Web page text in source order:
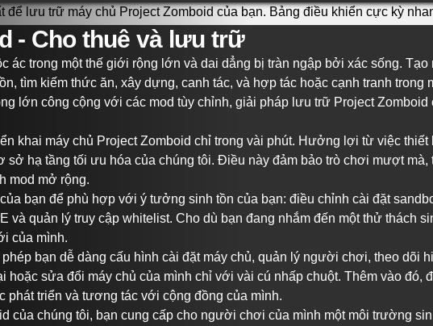
- Cho thuê và lưu trữ
ác trong một thế giới rộng lớn và dai dẳng bị tràn ngập bởi xác sống.
tìm kiếm thức ăn, xây dựng, canh tác, và hợp tác hoặc cạnh tranh trong
lớn công cộng với các mod tùy chỉnh, giải pháp lưu trữ Project
khai máy chủ Project Zomboid chỉ trong vài phút. Hưởng lợi từ việc
hạ tầng tối ưu hóa của chúng tôi. Điều này đảm bảo trò chơi mượt
mod mở rộng.
bạn để phù hợp với ý tưởng sinh tồn của bạn: điều chỉnh cài đặt
và quản lý truy cập whitelist. Cho dù bạn đang nhắm đến một thử thách
của mình.
bạn dễ dàng cấu hình cài đặt máy chủ, quản lý người chơi, theo dõi
sửa đổi máy chủ của mình chỉ với vài cú nhấp chuột. Thêm vào đó,
phát triển và tương tác với cộng đồng của mình.
của chúng tôi, bạn cung cấp cho người chơi của mình một môi trường